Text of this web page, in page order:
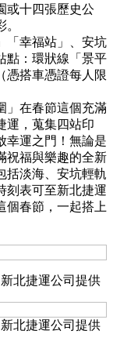
或十四張歷史公
「幸福站」、安坑
點：環狀線「景平
憑搭車憑證每人限
」在春節這個充滿
運，蒐集四站印
幸運之門！無論是
祝福與樂趣的全新
括淡海、安坑輕軌
刻表可至新北捷運
個春節，一起搭上
北捷運公司提供
北捷運公司提供